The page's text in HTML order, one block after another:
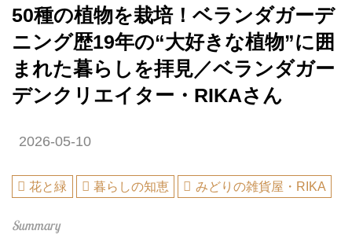
50種の植物を栽培！ベランダガーデ
ニング歴19年の“大好きな植物”に囲
まれた暮らしを拝見／ベランダガー
デンクリエイター・RIKAさん
2026-05-10
花と緑 暮らしの知恵 みどりの雑貨屋・RIKA